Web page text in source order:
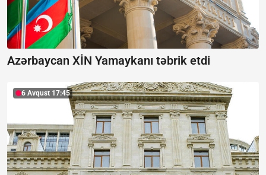
Azərbaycan XİN Yamaykanı təbrik etdi
6 Avqust 17:45